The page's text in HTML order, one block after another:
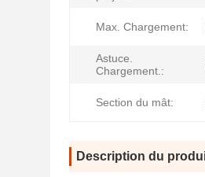
Max. Chargement:
Astuce.
Chargement.:
Section du mât:
Description du